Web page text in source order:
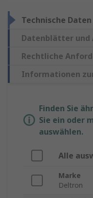
Technische
Datenblätter und
Rechtliche
Informationen
Finden Sie
Sie ein oder
auswählen.
Alle
Marke
Deltron